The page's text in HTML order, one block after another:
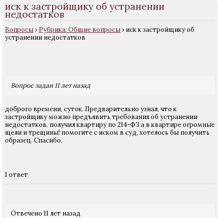
иск к застройщику об устранении
недостатков
Вопросы› Рубрика: Общие вопросы› иск к застройщику об
устранении недостатков
Вопрос задан 11 лет назад
доброго времени, суток. Предварительно узнал, что к
застройщику можно предъявить требования об устранении
недостатков. получил квартиру по 214-ФЗ а в квартире огромные
щели и трещины! помогите с иском в суд, хотелось бы получить
образец. Спасибо.
1 ответ
Отвечено 11 лет назад